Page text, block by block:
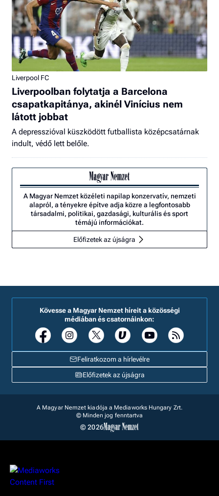
Liverpool FC
Liverpoolban folytatja a Barcelona
csapatkapitánya, akinél Vinícius nem
látott jobbat
A depresszióval küszködött futballista középcsatárnak
indult, védő lett belőle.
A Magyar Nemzet közéleti napilap konzervatív, nemzeti
alapról, a tényekre építve adja közre a legfontosabb
társadalmi, politikai, gazdasági, kulturális és sport
témájú információkat.
Előfizetek az újságra
Feliratkozom a hírlevélre
Kövesse a Magyar Nemzet híreit a közösségi
médiában és csatornáinkon:
Előfizetek az újságra
A Magyar Nemzet kiadója a Mediaworks Hungary Zrt.
© Minden jog fenntartva
© 2026